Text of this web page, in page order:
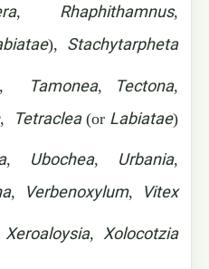
, Rhaphithamnus,
), Stachytarpheta
Tamonea, Tectona,
, Tetraclea(or Labiatae),
, Ubochea, Urbania,
, Verbenoxylum, Vitex
Xeroaloysia, Xolocotzia